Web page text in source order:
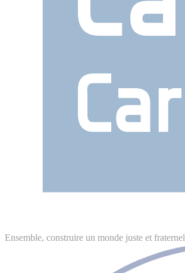
Ensemble, construire un monde juste et fraternel